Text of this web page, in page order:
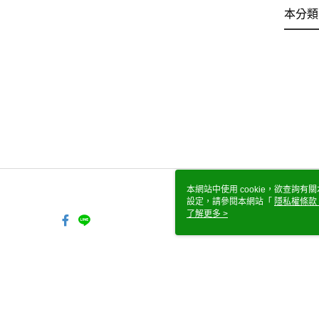
本分
本網站中使用 cookie，欲查詢有
設定，請參閱本網站「 隱私權條款
使用 cookie。
了解更多 >